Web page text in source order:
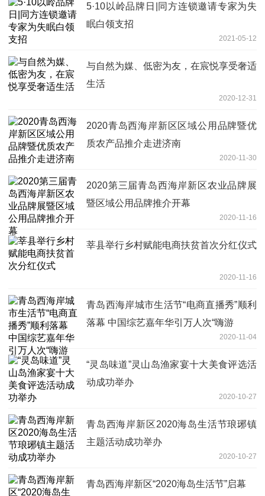
5·10以岭品牌日|同方连锁邀请专家为失
眠白领支招
2021-05-12
与自然为媒、低密为友，在宸悦享受奢适
生活
2020-12-31
2020青岛西海岸新区区域公用品牌暨优
质农产品推介走进济南
2020-11-30
2020第三届青岛西海岸新区农业品牌展
暨区域公用品牌推介开幕
2020-11-16
莘县举行乡村赋能电商扶贫首次分红仪式
2020-11-16
青岛西海岸城市生活节“电商直播秀”顺利
落幕 中国综艺嘉年华引万人次“嗨游
2020-11-04
“灵岛味道”灵山岛渔家宴十大美食评选活
动成功举办
2020-10-27
青岛西海岸新区2020海岛生活节琅琊镇
主题活动成功举办
2020-10-27
青岛西海岸新区“2020海岛生活节”启幕